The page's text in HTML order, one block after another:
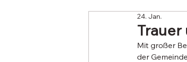
Veranstaltungen
Trauer
24. Jan.
Mit großer
der